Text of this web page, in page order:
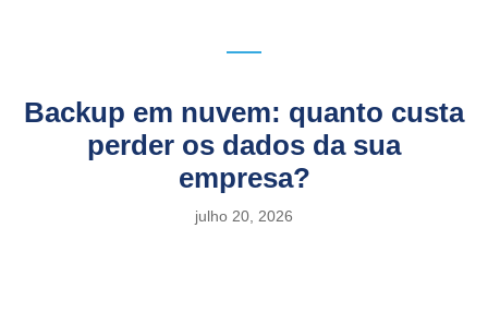
Backup em nuvem: quanto custa
perder os dados da sua
empresa?
julho 20, 2026